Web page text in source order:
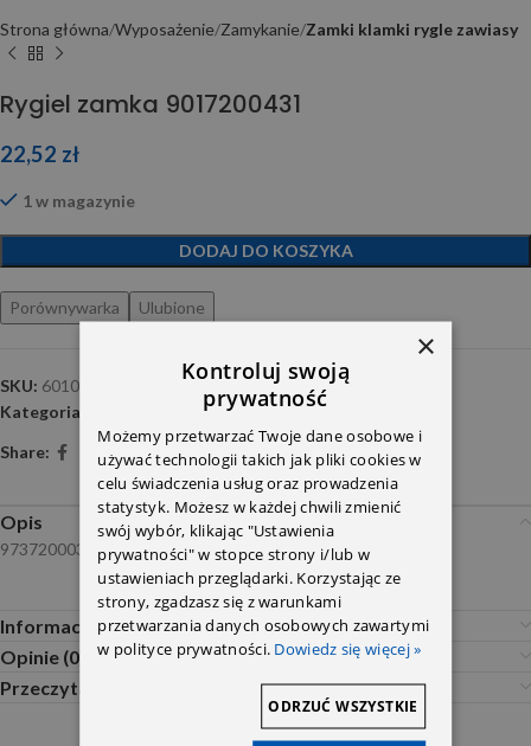
Strona główna Wyposażenie Zamykanie Zamki klamki rygle zawiasy
Rygiel zamka 9017200431
22,52 zł
1 w magazynie
DODAJ DO KOSZYKA
Porównywarka Ulubione
SKU: 6010-02-0862430P
Kategoria:
Zamki klamki rygle zawiasy
Share:
Opis
9737200031 Blic
Informacje dodatkowe
Opinie (0)
Przeczytaj Przed Zakupem
×
Kontroluj swoją
prywatność
Możemy przetwarzać Twoje dane osobowe i
używać technologii takich jak pliki cookies w
celu świadczenia usług oraz prowadzenia
statystyk. Możesz w każdej chwili zmienić
swój wybór, klikając "Ustawienia
prywatności" w stopce strony i/lub w
ustawieniach przeglądarki. Korzystając ze
strony, zgadzasz się z warunkami
przetwarzania danych osobowych zawartymi
w polityce prywatności. Dowiedz się więcej »
ODRZUĆ WSZYSTKIE